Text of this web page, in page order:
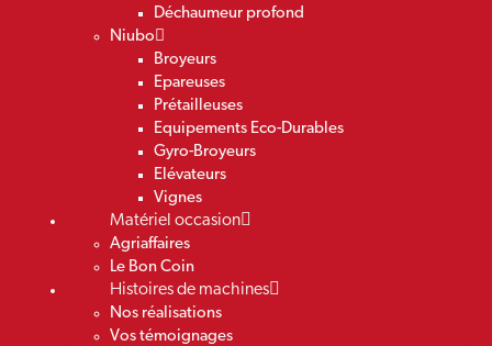
Déchaumeur profond
Niubo
Broyeurs
Epareuses
Prétailleuses
Equipements Eco-Durables
Gyro-Broyeurs
Elévateurs
Vignes
Matériel occasion
Agriaffaires
Le Bon Coin
Histoires de machines
Nos réalisations
Vos témoignages